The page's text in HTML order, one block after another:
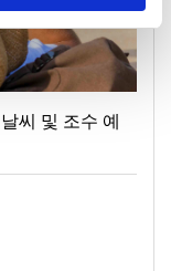
씨 및 조수 예